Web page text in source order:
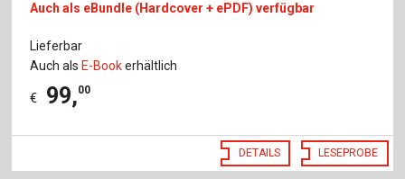
Auch als eBundle (Hardcover + ePDF) verfügbar
Lieferbar
Auch als E-Bookerhältlich
€ 99,00
DETAILS LESEPROBE